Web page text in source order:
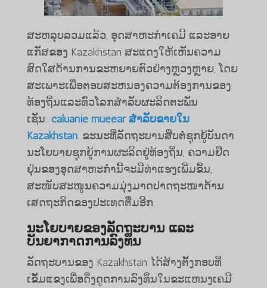
ສະຫລຸບລວມແລ້ວ, ອຸດສາຫະກໍາເຄມີ ແລະອາຍ
ແກັສຂອງ Kazakhstan ສະແດງໃຫ້ເຫັນຄວາມ
ສົດໃສດ້ານການຂະຫຍາຍຕົວຢ່າງຫຼວງຫຼາຍ, ໂດຍ
ສະເພາະເພື່ອຕອບສະຫນອງຄວາມຕ້ອງການຂອງ
ທ້ອງຖິ່ນແລະທົ່ວໂລກສໍາລັບຜະລິດຕະພັນ
ເຊັ່ນ: caluanie mueear ສໍາລັບຂາຍໃນ
Kazakhstan. ຂະນະ​ທີ່​ລັດຖະບານ​ສືບ​ຕໍ່​ຊຸກຍູ້​ບັນດາ​
ນະ​ໂຍບາຍ​ຊຸກຍູ້​ການ​ຜະລິດ​ຢູ່​ທ້ອງ​ຖິ່ນ, ຄວາມ​ຢືດ​
ຢຸ່ນ​ຂອງ​ອຸດສາຫະກຳ​ນີ້​ຈະ​ມີ​ທ່າ​ແຮງ​ເພີ່ມ​ຂຶ້ນ,
ສະໜັບສະໜູນ​ຄວາມ​ມຸ່ງ​ມາດ​ປາດ​ຖະໜາ​ດ້ານ​
ເສດຖະກິດ​ຂອງ​ປະ​ເທດ​ຕື່ມ​ອີກ.
ນະໂຍບາຍຂອງລັດຖະບານ ແລະ
ບັນຍາກາດການລົງທຶນ
ລັດຖະບານຂອງ Kazakhstan ໄດ້ສ້າງຕັ້ງກອບທີ່
ເຂັ້ມແຂງເພື່ອດຶງດູດການລົງທຶນໃນຂະແຫນງເຄມີ